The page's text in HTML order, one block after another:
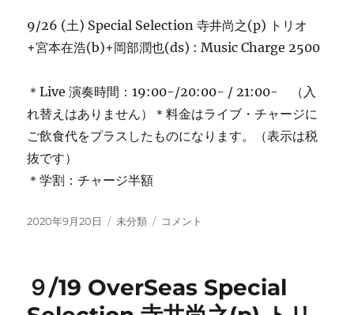
9/26 (土) Special Selection 寺井尚之(p) トリオ
+宮本在浩(b)+岡部潤也(ds) : Music Charge 2500
＊Live 演奏時間：19:00-/20:00- / 21:00- （入
れ替えはありません）＊料金はライブ・チャージに
ご飲食代をプラスしたものになります。（表示は税
抜です）
＊学割：チャージ半額
投
2020年9月20日
カ
ー
未分類
今
案
内:
コメント
９/19 OverSeas Special